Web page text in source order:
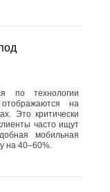
по технологии
на
Это критически
часто ищут
мобильная
на 40–60%.